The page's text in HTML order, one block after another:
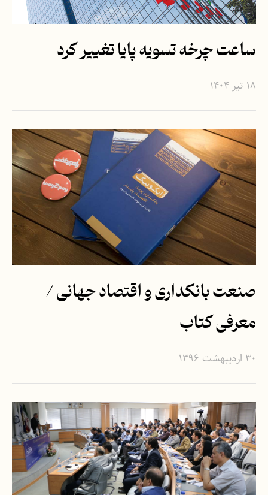
ساعت چرخه تسویه پایا تغییر کرد
۱۸ تیر ۱۴۰۴
صنعت بانکداری و اقتصاد جهانی /
معرفی کتاب
۳۰ اردیبهشت ۱۳۹۶